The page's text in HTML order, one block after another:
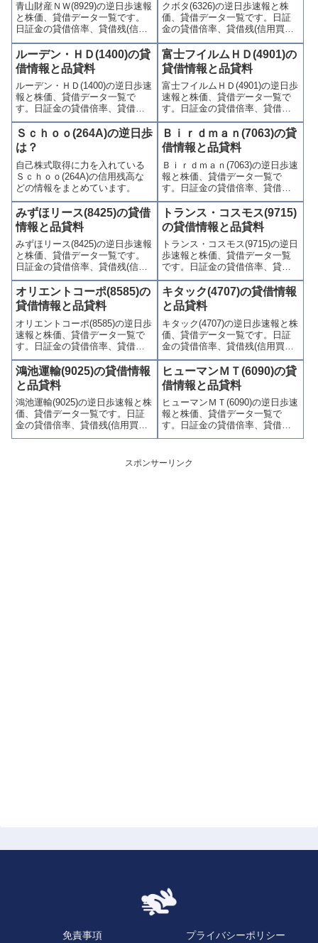
青山財産ＮＷ(8929)の逆日歩速報
と株価、貸借データ一覧です。
日証金の貸借倍率、貸借残(信用
買残、信用売残)、品貸料(逆日
歩)、東証の週末残高、規制(注意
喚起・申込停止)など、空売り関
連情報を集計し、図解でわかり
やすくまとめて掲載していま
す。
クボタ(6326)の逆日歩速報と株
価、貸借データ一覧です。日証
金の貸借倍率、貸借残(信用買
残、信用売残)、品貸料(逆日
歩)、東証の週末残高、規制(注意
喚起・申込停止)など、空売り関
連情報を集計し、図解でわかり
やすくまとめて掲載していま
す。
ルーデン・ＨＤ(1400)の貸
借情報と品貸料
ルーデン・ＨＤ(1400)の逆日歩速
報と株価、貸借データ一覧で
す。日証金の貸借倍率、貸借残
(信用買残、信用売残)、品貸料
(逆日歩)、東証の週末残高、規制
(注意喚起・申込停止)など、空売
り関連情報を集計し、図解でわ
かりやすくまとめて掲載してい
ます。
富士フイルムＨＤ(4901)の
貸借情報と品貸料
富士フイルムＨＤ(4901)の逆日歩
速報と株価、貸借データ一覧で
す。日証金の貸借倍率、貸借残
(信用買残、信用売残)、品貸料
(逆日歩)、東証の週末残高、規制
(注意喚起・申込停止)など、空売
り関連情報を集計し、図解でわ
かりやすくまとめて掲載してい
ます。
Ｓｃｈｏｏ(264A)の逆日歩
は？
自己株式取得に力を入れている
Ｓｃｈｏｏ(264A)の信用残高な
どの情報をまとめています。
Ｂｉｒｄｍａｎ(7063)の貸
借情報と品貸料
Ｂｉｒｄｍａｎ(7063)の逆日歩速
報と株価、貸借データ一覧で
す。日証金の貸借倍率、貸借残
(信用買残、信用売残)、品貸料
(逆日歩)、東証の週末残高、規制
(注意喚起・申込停止)など、空売
り関連情報を集計し、図解でわ
かりやすくまとめて掲載してい
ます。
みずほリース(8425)の貸借
情報と品貸料
みずほリース(8425)の逆日歩速報
と株価、貸借データ一覧です。
日証金の貸借倍率、貸借残(信用
買残、信用売残)、品貸料(逆日
歩)、東証の週末残高、規制(注意
喚起・申込停止)など、空売り関
連情報を集計し、図解でわかり
やすくまとめて掲載していま
す。
トランス・コスモス(9715)
の貸借情報と品貸料
トランス・コスモス(9715)の逆日
歩速報と株価、貸借データ一覧
です。日証金の貸借倍率、貸借
残(信用買残、信用売残)、品貸料
(逆日歩)、東証の週末残高、規制
(注意喚起・申込停止)など、空売
り関連情報を集計し、図解でわ
かりやすくまとめて掲載してい
ます。
オリエントコーポ(8585)の
貸借情報と品貸料
オリエントコーポ(8585)の逆日歩
速報と株価、貸借データ一覧で
す。日証金の貸借倍率、貸借残
(信用買残、信用売残)、品貸料
(逆日歩)、東証の週末残高、規制
(注意喚起・申込停止)など、空売
り関連情報を集計し、図解でわ
かりやすくまとめて掲載してい
ます。
キタック(4707)の貸借情報
と品貸料
キタック(4707)の逆日歩速報と株
価、貸借データ一覧です。日証
金の貸借倍率、貸借残(信用買
残、信用売残)、品貸料(逆日
歩)、東証の週末残高、規制(注意
喚起・申込停止)など、空売り関
連情報を集計し、図解でわかり
やすくまとめて掲載していま
す。
鴻池運輸(9025)の貸借情報
と品貸料
鴻池運輸(9025)の逆日歩速報と株
価、貸借データ一覧です。日証
金の貸借倍率、貸借残(信用買
残、信用売残)、品貸料(逆日
喚起・申込停止)など、空売り関
連情報を集計し、図解でわかり
ヒューマンＭＴ(6090)の貸
借情報と品貸料
ヒューマンＭＴ(6090)の逆日歩速
報と株価、貸借データ一覧で
す。日証金の貸借倍率、貸借残
(信用買残、信用売残)、品貸料
(注意喚起・申込停止)など、空売
り関連情報を集計し、図解でわ
スポンサーリンク
免責事項 プライバシーポリシー